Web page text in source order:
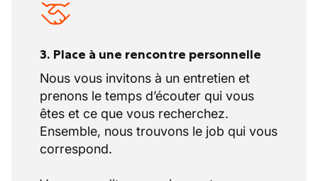
3. Place à une rencontre personnelle
Nous vous invitons à un entretien et
prenons le temps d’écouter qui vous
êtes et ce que vous recherchez.
Ensemble, nous trouvons le job qui vous
correspond.